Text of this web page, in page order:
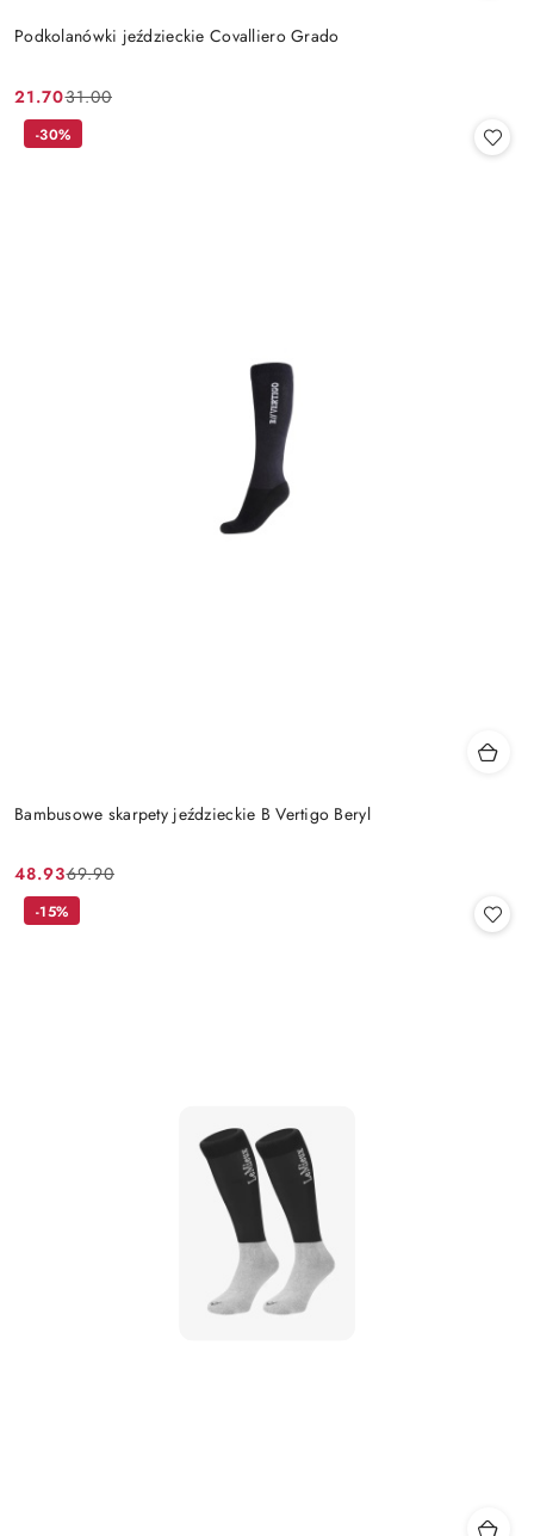
Podkolanówki jeździeckie Covalliero Grado
Cena
promocyjna:
21.70
Cena
przed
31.00
Bambusowe skarpety jeździeckie B Vertigo Beryl
Cena
promocyjna:
48.93
Cena
przed
69.90
-30%
-15%